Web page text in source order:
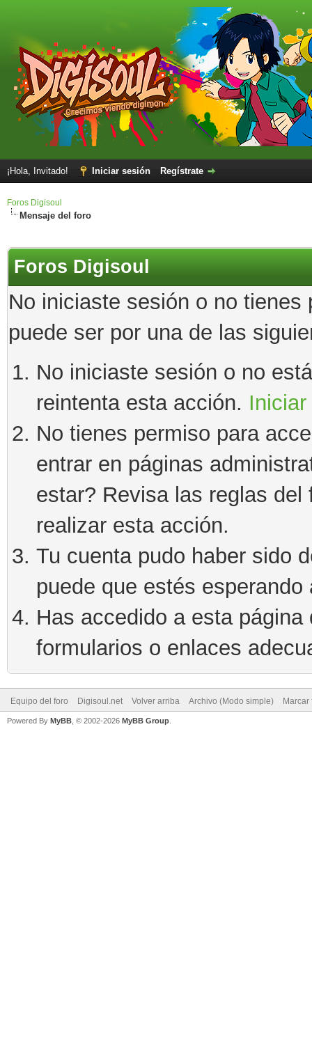
¡Hola, Invitado! Iniciar sesión Regístrate
Foros Digisoul
Mensaje del foro
Foros Digisoul
No iniciaste sesión o no
puede ser por una de las
No iniciaste sesión o no
reintenta esta acción.
No tienes permiso para
entrar en páginas
estar? Revisa las reglas
realizar esta acción.
Tu cuenta pudo haber sido
puede que estés esperando
Has accedido a esta
formularios o enlaces
Equipo del foro Digisoul.net Volver arriba Archivo (Modo simple)
Powered By MyBB , © 2002-2026 MyBB Group